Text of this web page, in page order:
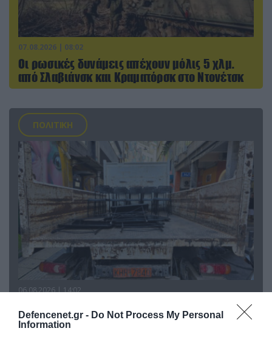
Defencenet.gr - Do Not Process My Personal
Information
07.08.2026 | 08:02
Οι ρωσικές δυνάμεις απέχουν μόλις 5 χλμ.
από Σλαβιάνσκ και Κραματόρσκ στο Ντονέτσκ
ΠΟΛΙΤΙΚΗ
06.08.2026 | 14:02
Αθήνα: Απομακρύνθηκαν παράνομα